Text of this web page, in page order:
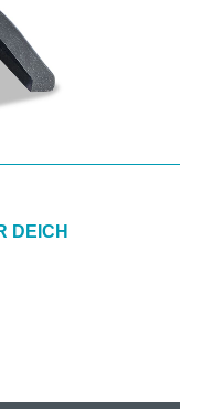
DEICH